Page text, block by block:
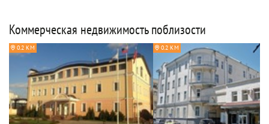
Коммерческая недвижимость поблизости
0.2 КМ 0.2 КМ